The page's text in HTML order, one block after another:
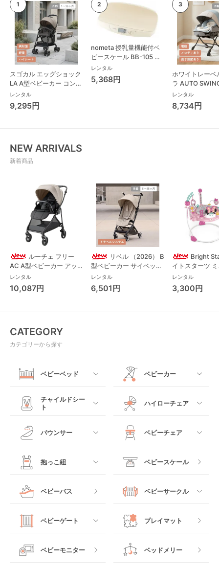
スゴカル エッグショック
LA A型ベビーカー コンビ
(Combi)
レンタル
9,295円
nometa 授乳量機能付ベ
ビースケール BB-105 タ
ニタ(TANITA) ベビースケ
ール・体重計
レンタル
5,368円
ホワイトレーベ
ラ AUTO
Long スリープ
コンビ(Combi)
チェア・ベビー
レンタル
8,734円
NEW ARRIVALS
新着商品
ルーチェ フリー
AC A型ベビーカー アッ
プリカ(Aprica) A型ベビ
ーカー アップリカ
(Aprica)
レンタル
10,087円
リベル （2026） B
型ベビーカー サイベック
ス(cybex)
レンタル
6,501円
Bright
イトスターツ
ス フォーエバ
レンド ジャン
パルー キッズ
レンタル
3,300円
CATEGORY
カテゴリーから探す
ベビーベッド
すべて
レギュラーサイズベビ
ベッドインベッド
クーファン
マットレス・布団
ベビーベッドその他
ベビーカー
すべて
ベビーカーその他
チャイルドシー
ト
すべて
ジュニアシート
チャイルドシートその
他
ハイローチェア
すべて
バウンサー
すべて
ロッキングタイプ
ベビーチェア
すべて
テーブルチェア
抱っこ紐
すべて
ヒップシート
ベビースケール
ベビーバス ベビーサークル
すべて
ベビーゲート
すべて
プレイマット
ベビーモニター ベッドメリー